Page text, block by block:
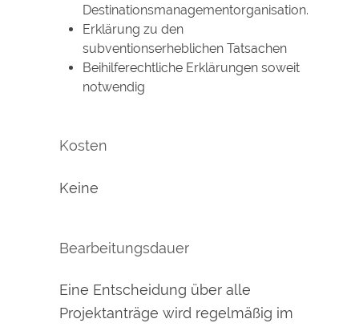
Destinationsmanagementorganisation.
Erklärung zu den
subventionserheblichen Tatsachen
Beihilferechtliche Erklärungen soweit
notwendig
Kosten
Keine
Bearbeitungsdauer
Eine Entscheidung über alle
Projektanträge wird regelmäßig im